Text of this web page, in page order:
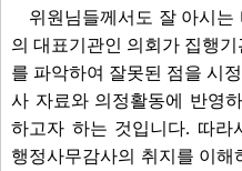
위원님들께서도 잘 아시
의 대표기관인 의회가 집행
를 파악하여 잘못된 점을 시
사 자료와 의정활동에 반영
하고자 하는 것입니다. 따라
행정사무감사의 취지를 이해